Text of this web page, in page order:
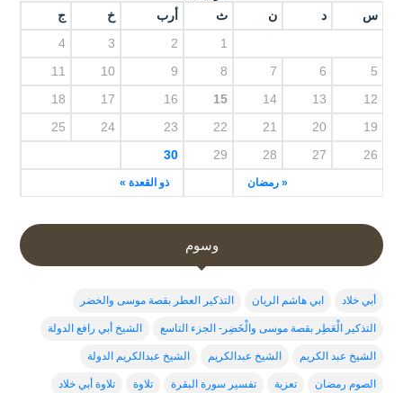
س د ن ث أرب خ ج
« رمضان ذو القعدة »
1
2
3
4
5
6
7
8
9
10
11
12
13
14
15
16
17
18
19
20
21
22
23
24
25
26
27
28
29
30
وسوم
أبي خلاد ابي هاشم الريان التذكير العطر بقصة موسى والخضر
التذكير الْعَطِر بقصة موسى والْخَضِر- الجزء التاسع الشيخ أبي رافع الدولة
الشيخ عبد الكريم الشيخ عبدالكريم الشيخ عبدالكريم الدولة
الصوم رمضان تعزية تفسير سورة البقرة تلاوة تلاوة أبي خلاد